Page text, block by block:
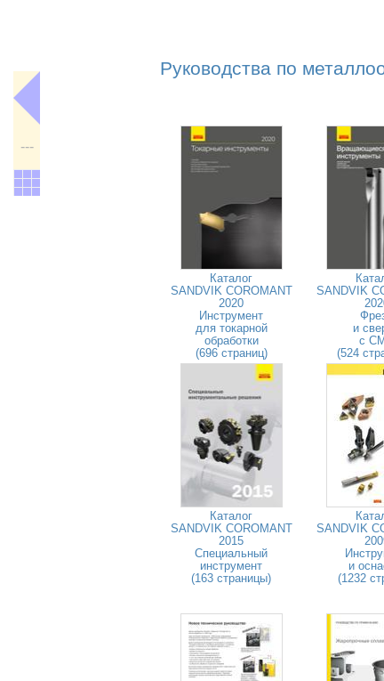
Руководства по
Каталог
SANDVIK COROMANT
2020
Инструмент
для токарной
обработки
(696 страниц)
SANDVIK
и
с
(524
Каталог
SANDVIK COROMANT
2015
Специальный
инструмент
(163 страницы)
SANDVIK
и
(1232
---